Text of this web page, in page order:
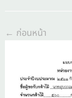
← ก่อนหน้า